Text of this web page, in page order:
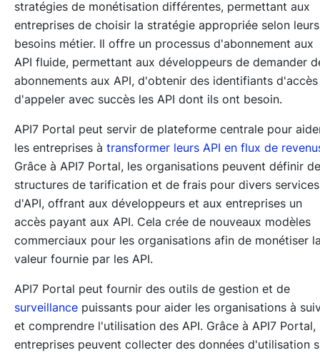
stratégies de monétisation différentes, permettant aux
entreprises de choisir la stratégie appropriée selon leurs
besoins métier. Il offre un processus d'abonnement aux
API fluide, permettant aux développeurs de demander
abonnements aux API, d'obtenir des identifiants
d'appeler avec succès les API dont ils ont besoin.
API7 Portal peut servir de plateforme centrale pour
les entreprises à transformer leurs API en flux de
Grâce à API7 Portal, les organisations peuvent définir
structures de tarification et de frais pour divers services
d'API, offrant aux développeurs et aux entreprises un
accès payant aux API. Cela crée de nouveaux modèles
commerciaux pour les organisations afin de monétiser
valeur fournie par les API.
API7 Portal peut fournir des outils de gestion et de
surveillance puissants pour aider les organisations à
et comprendre l'utilisation des API. Grâce à API7 Portal,
entreprises peuvent collecter des données d'utilisation